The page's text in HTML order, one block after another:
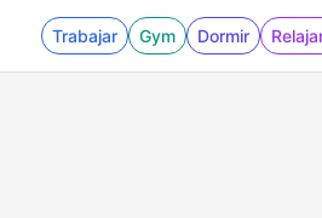
Trabajar Gym Dormir